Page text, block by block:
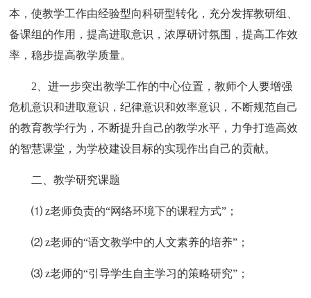
本，使教学工作由经验型向科研型转化，充分发挥教研组、
备课组的作用，提高进取意识，浓厚研讨氛围，提高工作效
率，稳步提高教学质量。
2、进一步突出教学工作的中心位置，教师个人要增强
危机意识和进取意识，纪律意识和效率意识，不断规范自己
的教育教学行为，不断提升自己的教学水平，力争打造高效
的智慧课堂，为学校建设目标的实现作出自己的贡献。
二、教学研究课题
⑴ z老师负责的“网络环境下的课程方式”；
⑵ z老师的“语文教学中的人文素养的培养”；
⑶ z老师的“引导学生自主学习的策略研究”；